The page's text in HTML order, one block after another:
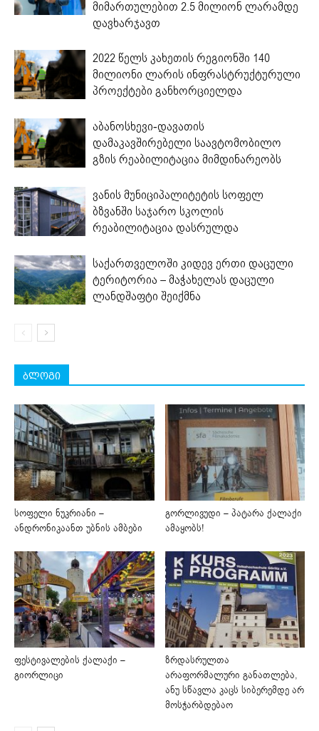
მიმართულებით 2.5 მილიონ ლარამდე
დავხარჯავთ
2022 წელს კახეთის რეგიონში 140
მილიონი ლარის ინფრასტრუქტურული
პროექტები განხორციელდა
აბანოსხევი-დავათის
დამაკავშირებელი საავტომობილო
გზის რეაბილიტაცია მიმდინარეობს
ვანის მუნიციპალიტეტის სოფელ
ბზვანში საჯარო სკოლის
რეაბილიტაცია დასრულდა
საქართველოში კიდევ ერთი დაცული
ტერიტორია – მაჭახელას დაცული
ლანდშაფტი შეიქმნა
ბლოგი
სოფელი ნუკრიანი –
ანდრონიკაანთ უბნის ამბები
გორლივუდი – პატარა ქალაქი
ამაყობს!
ფესტივალების ქალაქი –
გიორლიცი
ზრდასრულთა
არაფორმალური განათლება,
ანუ სწავლა კაცს სიბერემდე არ
მოსჭარბდებაო